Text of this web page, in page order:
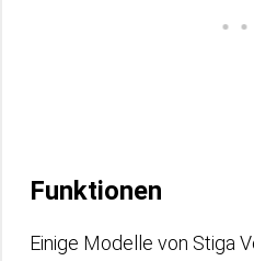
Funktionen
Einige Modelle von Stiga